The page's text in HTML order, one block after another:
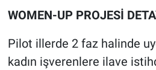
WOMEN-UP PROJESİ
Pilot illerde 2 faz halinde
kadın işverenlere ilave